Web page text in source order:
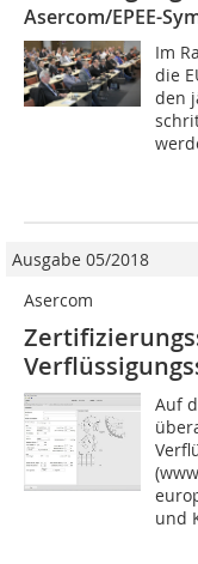
Asercom/EPEE-
Im
die
den
Ausgabe 05/2018
Asercom
Auf
und